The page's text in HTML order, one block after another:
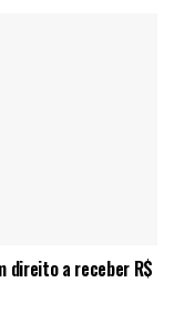
direito a receber R$